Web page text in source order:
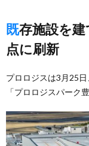
既存施設を建て替え、ラストマイル配送拠
点に刷新
プロロジスは3月25
「プロロジスパーク